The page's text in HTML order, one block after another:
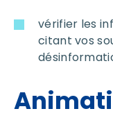
vérifier les
citant vos